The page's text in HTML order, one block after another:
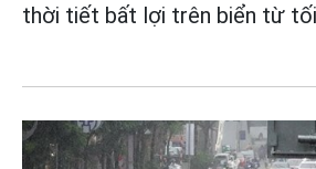
thời tiết bất lợi trên biển từ tối